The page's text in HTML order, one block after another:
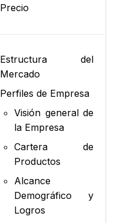
Precio
Estructura del
Mercado
Perfiles de Empresa
Visión general de
la Empresa
Cartera de
Productos
Alcance
Demográfico y
Logros